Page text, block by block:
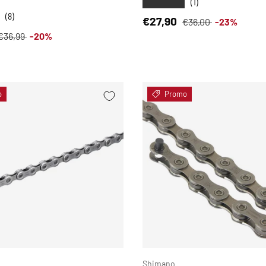
(8)
vendita
normale
-20%
(1)
Prezzo di vendita
€27,90 Prezzo normale
€36,00 -23%
Promo
Shimano